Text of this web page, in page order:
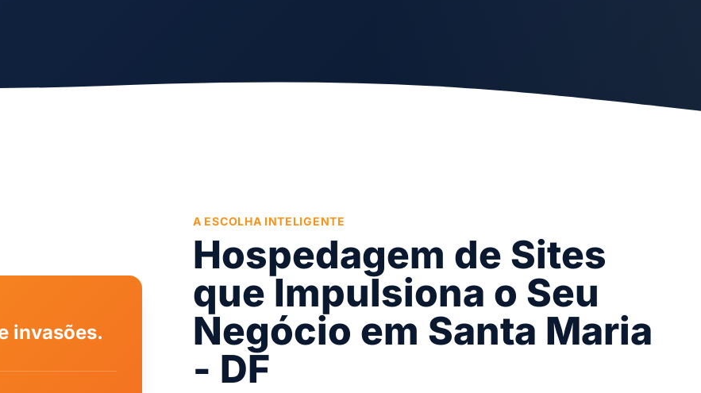
A ESCOLHA INTELIGENTE
Hospedagem de Sites
que Impulsiona o Seu
Negócio em Santa Maria
- DF
invasões.